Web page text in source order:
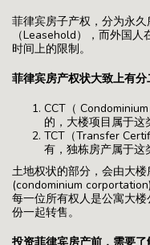
菲律宾房子产权，分为永
（Leasehold），而外国
时间上的限制。
菲律宾房产权状大致上有分
CCT（
的，大楼项目属于这
TCT（Transfer
有，独栋房产属于这
土地权状的部分，会由大
(condominium
每一位所有权人是公寓大
份一起转售。